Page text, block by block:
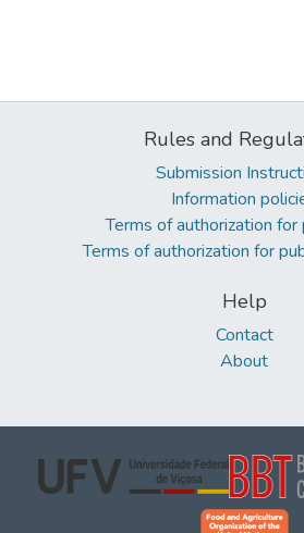
Rules and
Submission
Information
Terms of authorization for
Terms of authorization for
Help
Contact
About